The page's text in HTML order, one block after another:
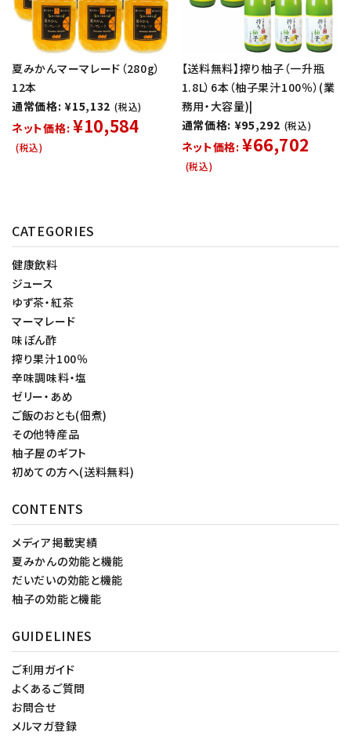
夏みかんマーマレード（280g）
12本
通常価格: ¥15,132 (税込)
ネット価格: ¥10,584
(税込)
【送料無料】搾り柚子（一升瓶
1.8L）6本（柚子果汁100％）(業
務用・大容量)|
通常価格: ¥95,292 (税込)
ネット価格: ¥66,702
(税込)
CATEGORIES
健康飲料
ジュース
ゆず茶・紅茶
マーマレード
味ぽん酢
搾り果汁100％
辛味調味料・塩
ゼリー・あめ
ご飯のおとも(佃煮)
その他特産品
柚子屋のギフト
初めての方へ(送料無料)
CONTENTS
メディア掲載実績
夏みかんの効能と機能
だいだいの効能と機能
柚子の効能と機能
GUIDELINES
ご利用ガイド
よくあるご質問
お問合せ
メルマガ登録